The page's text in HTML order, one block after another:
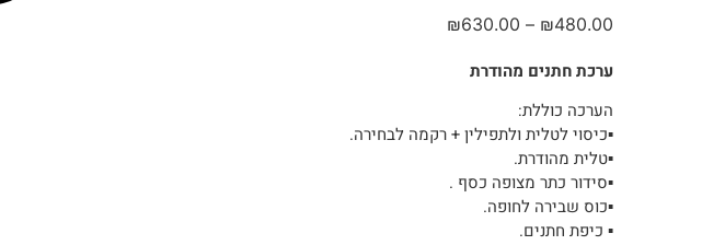
₪480.00
–
₪630.00
ערכת חתנים מהודרת
הערכה כוללת:
▪︎כיסוי לטלית ולתפילין + רקמה לבחירה.
▪︎טלית מהודרת.
▪︎סידור כתר מצופה כסף .
▪︎כוס שבירה לחופה.
▪︎ כיפת חתנים.